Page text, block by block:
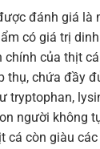
đánh giá là
có giá trị
chính của thịt
thụ, chứa đầy
tryptophan,
người không
cá còn giàu